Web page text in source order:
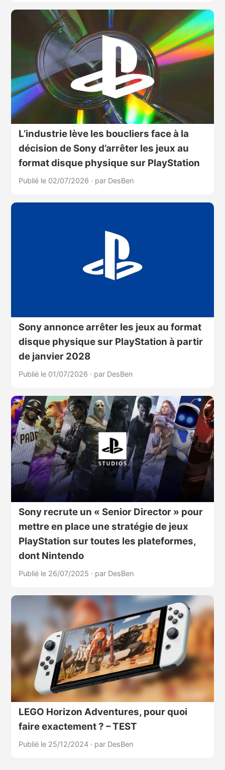
L’industrie lève les boucliers face à la
décision de Sony d’arrêter les jeux au
format disque physique sur PlayStation
Publié le 02/07/2026 · par DesBen
Sony annonce arrêter les jeux au format
disque physique sur PlayStation à partir
de janvier 2028
Publié le 01/07/2026 · par DesBen
Sony recrute un « Senior Director » pour
mettre en place une stratégie de jeux
PlayStation sur toutes les plateformes,
dont Nintendo
Publié le 26/07/2025 · par DesBen
LEGO Horizon Adventures, pour quoi
faire exactement ? – TEST
Publié le 25/12/2024 · par DesBen